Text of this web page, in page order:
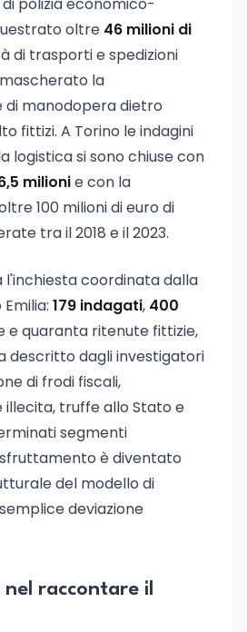
oltre 46 milioni di
di trasporti e spedizioni
la
di manodopera dietro
fittizi. A Torino le indagini
logistica si sono chiuse con
milionie con la
100 milioni di euro di
tra il 2018 e il 2023.
l'inchiesta coordinata dalla
179 indagati, 400
e quaranta ritenute fittizie,
descritto dagli investigatori
di frodi fiscali,
illecita, truffe allo Stato e
segmenti
è diventato
del modello di
deviazione
raccontare il